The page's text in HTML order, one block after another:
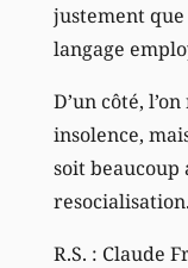
justement
langage
D’un côté,
insolence,
soit beaucoup
resocialisation.
R.S. : Claude